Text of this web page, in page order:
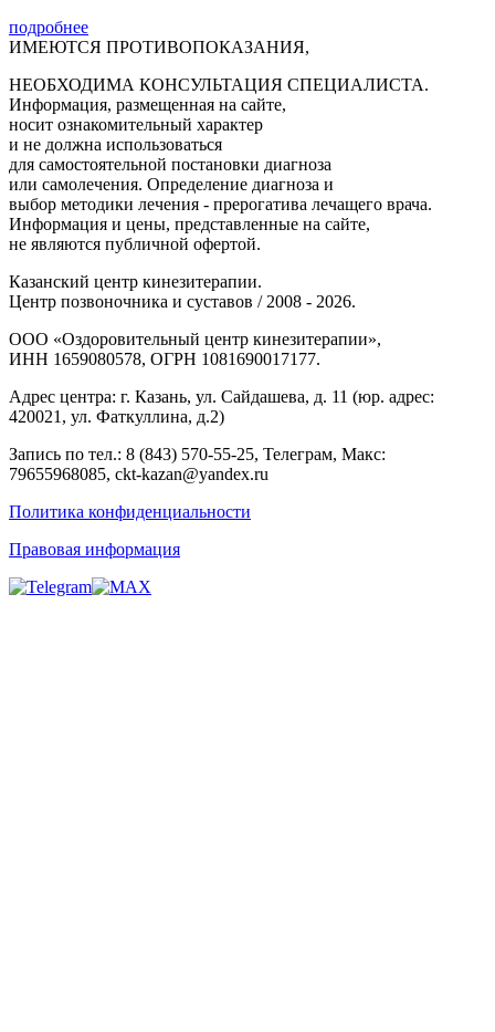
подробнее
ИМЕЮТСЯ ПРОТИВОПОКАЗАНИЯ,
НЕОБХОДИМА КОНСУЛЬТАЦИЯ СПЕЦИАЛИСТА.
Информация, размещенная на сайте,
носит ознакомительный характер
и не должна использоваться
для самостоятельной постановки диагноза
или самолечения. Определение диагноза и
выбор методики лечения - прерогатива лечащего врача.
Информация и цены, представленные на сайте,
не являются публичной офертой.
Казанский центр кинезитерапии.
Центр позвоночника и суставов / 2008 - 2026.
ООО «Оздоровительный центр кинезитерапии»,
ИНН 1659080578, ОГРН 1081690017177.
Адрес центра: г. Казань, ул. Сайдашева, д. 11 (юр. адрес:
420021, ул. Фаткуллина, д.2)
Запись по тел.: 8 (843) 570-55-25, Телеграм, Макс:
79655968085, ckt-kazan@yandex.ru
Политика конфиденциальности
Правовая информация